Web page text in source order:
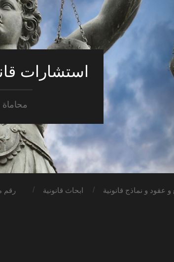
استشارات
عقود و نماذج قانونية ابحاث قانونية رقم